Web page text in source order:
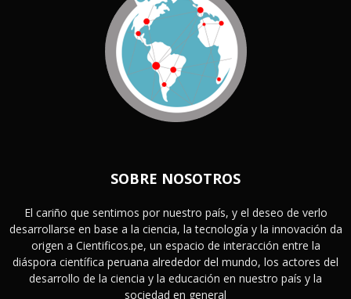
SOBRE NOSOTROS
El cariño que sentimos por nuestro país, y el deseo de verlo
desarrollarse en base a la ciencia, la tecnología y la innovación da
origen a Cientificos.pe, un espacio de interacción entre la
diáspora científica peruana alrededor del mundo, los actores del
desarrollo de la ciencia y la educación en nuestro país y la
sociedad en general